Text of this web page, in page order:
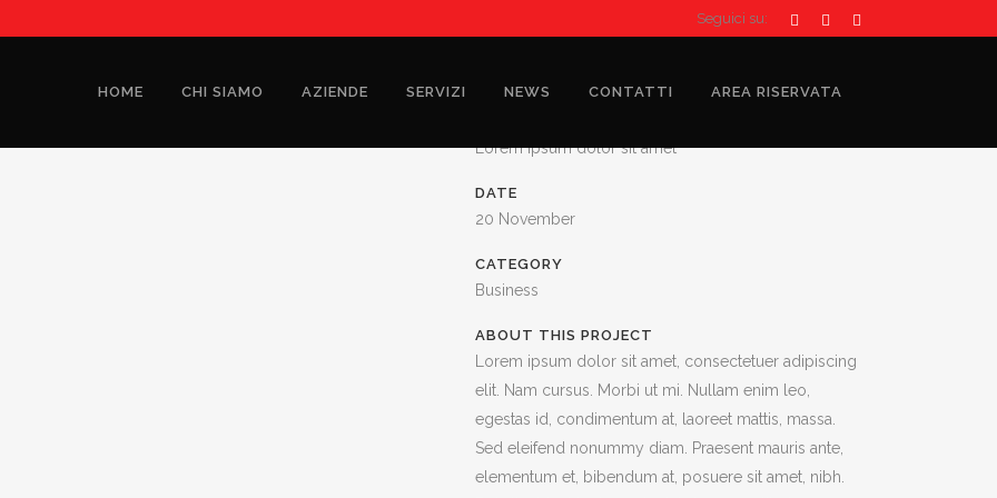
Seguici su:
HOME CHI SIAMO AZIENDE SERVIZI NEWS CONTATTI
AREA RISERVATA
Lorem ipsum dolor sit amet
DATE
20 November
CATEGORY
Business
ABOUT THIS PROJECT
Lorem ipsum dolor sit amet, consectetuer adipiscing
elit. Nam cursus. Morbi ut mi. Nullam enim leo,
egestas id, condimentum at, laoreet mattis, massa.
Sed eleifend nonummy diam. Praesent mauris ante,
elementum et, bibendum at, posuere sit amet, nibh.